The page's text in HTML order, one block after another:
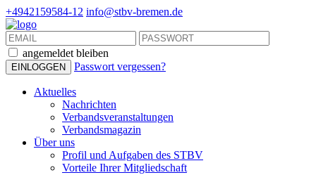
+4942159584-12 info@stbv-bremen.de
angemeldet bleiben
Passwort vergessen?
Aktuelles
Nachrichten
Verbandsveranstaltungen
Verbandsmagazin
Über uns
Profil und Aufgaben des STBV
Vorteile Ihrer Mitgliedschaft